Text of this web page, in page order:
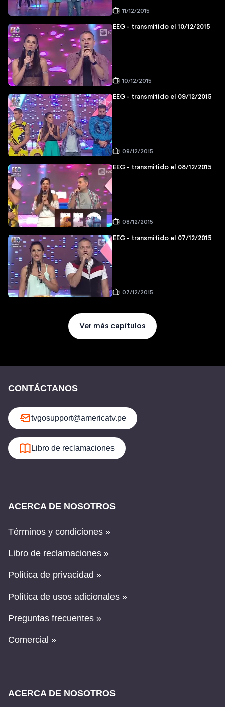
11/12/2015
EEG - transmitido el 10/12/2015
10/12/2015
EEG - transmitido el 09/12/2015
09/12/2015
EEG - transmitido el 08/12/2015
08/12/2015
EEG - transmitido el 07/12/2015
07/12/2015
Ver más capítulos
CONTÁCTANOS
tvgosupport@americatv.pe
Libro de reclamaciones
ACERCA DE NOSOTROS
Términos y condiciones »
Libro de reclamaciones »
Política de privacidad »
Política de usos adicionales »
Preguntas frecuentes »
Comercial »
ACERCA DE NOSOTROS